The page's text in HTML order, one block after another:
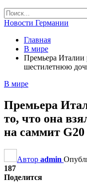
Новости Германии
Главная
В мире
Премьера Италии
шестилетнюю
В мире
Премьера
то, что она
на саммит
Автор admin
187
Поделится